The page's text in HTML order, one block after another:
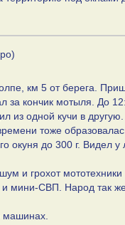
км 5 от берега.
за кончик мотыля. До
из одной кучи в
тоже
окуня до 300 г.
и грохот
мини-СВП. Народ так же
машинах.